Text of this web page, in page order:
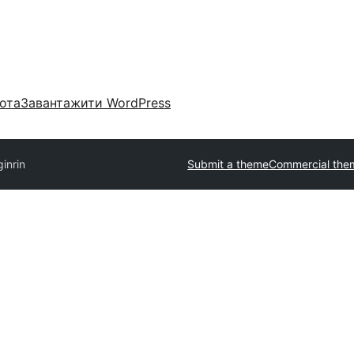
Завантажити WordPress
Submit a themeCommercial